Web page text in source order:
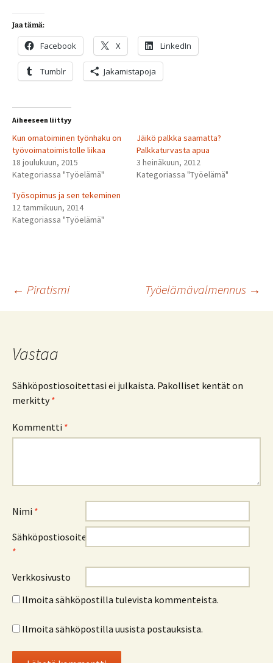
Jaa tämä:
Facebook X LinkedIn
Tumblr Jakamistapoja
Aiheeseen liittyy
Kun omatoiminen työnhaku on
työvoimatoimistolle liikaa
18 joulukuun, 2015
Kategoriassa "Työelämä"
Jäikö palkka saamatta?
Palkkaturvasta apua
3 heinäkuun, 2012
Kategoriassa "Työelämä"
Työsopimus ja sen tekeminen
12 tammikuun, 2014
Kategoriassa "Työelämä"
Artikkelien
← Piratismi Työelämävalmennus →
Vastaa
Sähköpostiosoitettasi ei julkaista. Pakolliset kentät on
merkitty*
Kommentti *
Nimi *
Sähköpostiosoite
*
Verkkosivusto
Ilmoita sähköpostilla tulevista kommenteista.
Ilmoita sähköpostilla uusista postauksista.